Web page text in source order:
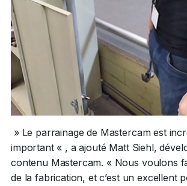
» Le parrainage de Mastercam est
important « , a ajouté Matt Siehl,
contenu Mastercam. « Nous voulons
de la fabrication, et c’est un excellent